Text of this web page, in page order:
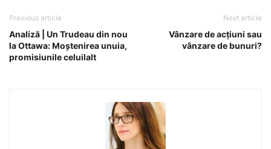
Previous article
Analiză | Un Trudeau din nou
la Ottawa: Moștenirea unuia,
promisiunile celuilalt
Next article
Vânzare de acțiuni sau
vânzare de bunuri?